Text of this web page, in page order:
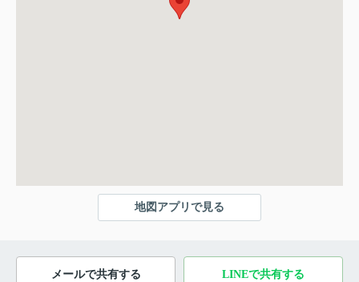
地図アプリで見る
メールで共有する LINEで共有する